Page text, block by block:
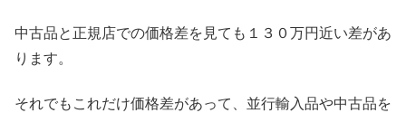
中古品と正規店での価格差を見ても１３０万円近い差があ
ります。
それでもこれだけ価格差があって、並行輸入品や中古品を